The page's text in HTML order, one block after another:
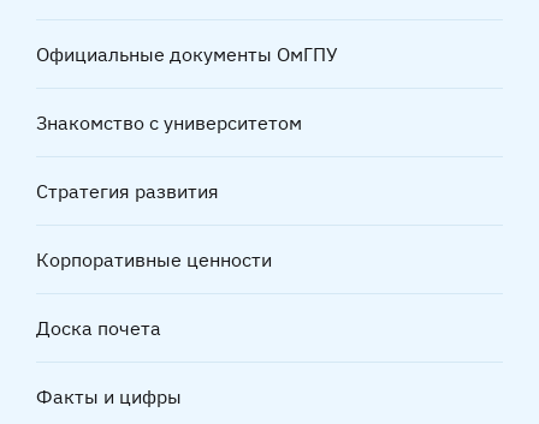
Официальные документы ОмГПУ
Знакомство с университетом
Стратегия развития
Корпоративные ценности
Доска почета
Факты и цифры